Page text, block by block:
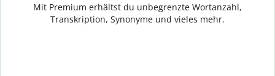
Mit Premium erhältst du unbegrenzte Wortanzahl,
Transkription, Synonyme und vieles mehr.